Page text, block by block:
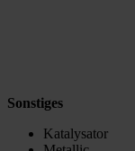
Sonstiges
Katalysator